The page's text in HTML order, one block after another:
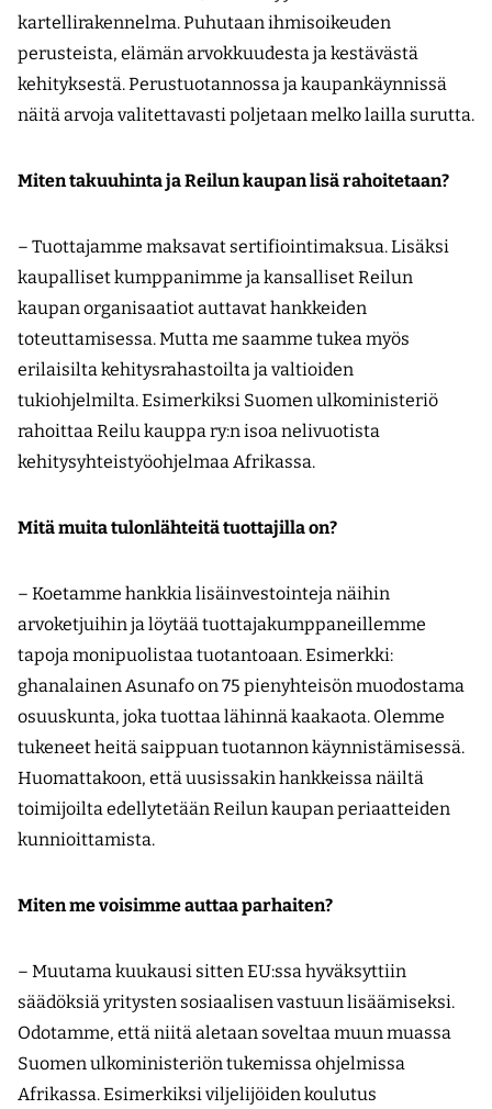
kartellirakennelma. Puhutaan ihmisoikeuden
perusteista, elämän arvokkuudesta ja kestävästä
kehityksestä. Perustuotannossa ja kaupankäynnissä
näitä arvoja valitettavasti poljetaan melko lailla surutta.
Miten takuuhinta ja Reilun kaupan lisä rahoitetaan?
– Tuottajamme maksavat sertifiointimaksua. Lisäksi
kaupalliset kumppanimme ja kansalliset Reilun
kaupan organisaatiot auttavat hankkeiden
toteuttamisessa. Mutta me saamme tukea myös
erilaisilta kehitysrahastoilta ja valtioiden
tukiohjelmilta. Esimerkiksi Suomen ulkoministeriö
rahoittaa Reilu kauppa ry:n isoa nelivuotista
kehitysyhteistyöohjelmaa Afrikassa.
Mitä muita tulonlähteitä tuottajilla on?
– Koetamme hankkia lisäinvestointeja näihin
arvoketjuihin ja löytää tuottajakumppaneillemme
tapoja monipuolistaa tuotantoaan. Esimerkki:
ghanalainen Asunafo on 75 pienyhteisön muodostama
osuuskunta, joka tuottaa lähinnä kaakaota. Olemme
tukeneet heitä saippuan tuotannon käynnistämisessä.
Huomattakoon, että uusissakin hankkeissa näiltä
toimijoilta edellytetään Reilun kaupan periaatteiden
kunnioittamista.
Miten me voisimme auttaa parhaiten?
– Muutama kuukausi sitten EU:ssa hyväksyttiin
säädöksiä yritysten sosiaalisen vastuun lisäämiseksi.
Odotamme, että niitä aletaan soveltaa muun muassa
Suomen ulkoministeriön tukemissa ohjelmissa
Afrikassa. Esimerkiksi viljelijöiden koulutus